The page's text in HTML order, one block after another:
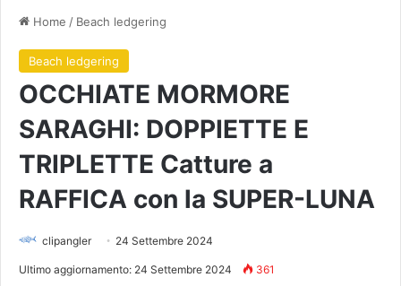
Home / Beach ledgering
Beach ledgering
OCCHIATE MORMORE
SARAGHI: DOPPIETTE E
TRIPLETTE Catture a
RAFFICA con la SUPER-LUNA
clipangler 24 Settembre 2024
Ultimo aggiornamento: 24 Settembre 2024 361